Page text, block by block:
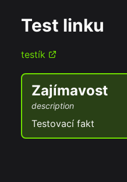
Test linku
testík
Zajímavost
description
Testovací fakt